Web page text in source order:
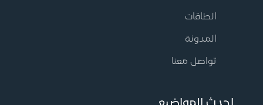
الطاقات
المدونة
تواصل معنا